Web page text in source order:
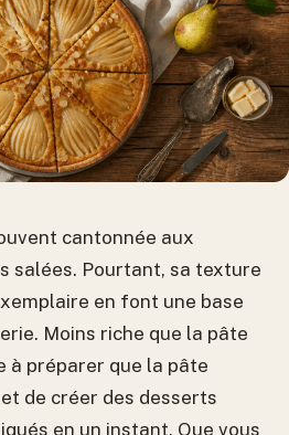
cantonnée aux
salées. Pourtant, sa texture
en font une base
Moins riche que la pâte
à préparer que la pâte
de créer des desserts
en un instant. Que vous